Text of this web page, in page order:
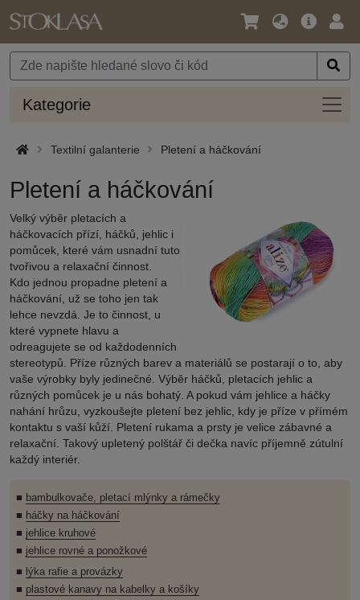
Jazyk
Měna
Hlavní
Kategorie
Textilní galanterie Pletení a háčkování
Pletení a háčkování
Velký výběr pletacích a
háčkovacích přízí, háčků, jehlic i
pomůcek, které vám usnadní tuto
tvořivou a relaxační činnost.
Kdo jednou propadne pletení a
háčkování, už se toho jen tak
lehce nevzdá. Je to činnost, u
které vypnete hlavu a
odreagujete se od každodenních
stereotypů. Příze různých barev a materiálů se postarají o to, aby
vaše výrobky byly jedinečné. Výběr háčků, pletacích jehlic a
různých pomůcek je u nás bohatý. A pokud vám jehlice a háčky
nahání hrůzu, vyzkoušejte pletení bez jehlic, kdy je příze v přímém
kontaktu s vaší kůží. Pletení rukama a prsty je velice zábavné a
relaxační. Takový upletený polštář či dečka navíc příjemně zútulní
každý interiér.
■ bambulkovače, pletací mlýnky a rámečky
■ háčky na háčkování
■ jehlice kruhové
■ jehlice rovné a ponožkové
■ lýka rafie a provázky
■ plastové kanavy na kabelky a košíky